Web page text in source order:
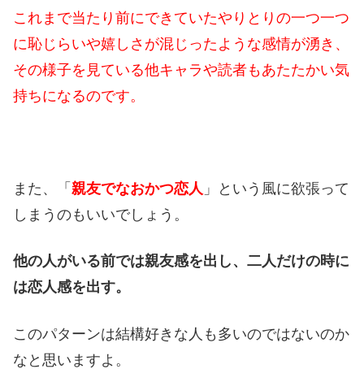
これまで当たり前にできていたやりとりの一つ一つ
に恥じらいや嬉しさが混じったような感情が湧き、
その様子を見ている他キャラや読者もあたたかい気
持ちになるのです。
また、「 親友でなおかつ恋人 」という風に欲張って
しまうのもいいでしょう。
他の人がいる前では親友感を出し、二人だけの時に
は恋人感を出す。
このパターンは結構好きな人も多いのではないのか
なと思いますよ。